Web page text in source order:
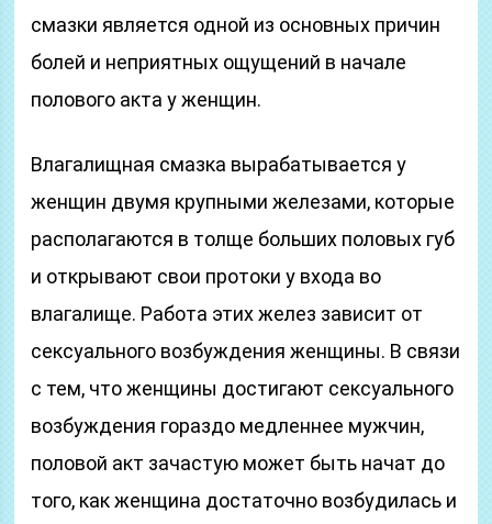
смазки является одной из основных причин
болей и неприятных ощущений в начале
полового акта у женщин.
Влагалищная смазка вырабатывается у
женщин двумя крупными железами, которые
располагаются в толще больших половых губ
и открывают свои протоки у входа во
влагалище. Работа этих желез зависит от
сексуального возбуждения женщины. В связи
с тем, что женщины достигают сексуального
возбуждения гораздо медленнее мужчин,
половой акт зачастую может быть начат до
того, как женщина достаточно возбудилась и